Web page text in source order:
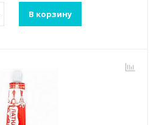
В корзину